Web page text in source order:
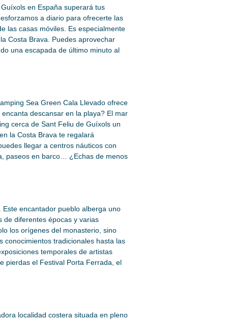
en España superará tus
a diario para ofrecerte las
las casas móviles. Es especialmente
Costa Brava. Puedes aprovechar
una escapada de último minuto al
Sea Green Cala Llevado ofrece
descansar en la playa? El mar
cerca de Sant Feliu de Guíxols un
la Costa Brava te regalará
llegar a centros náuticos con
paseos en barco… ¿Echas de menos
encantador pueblo alberga uno
de diferentes épocas y varias
los orígenes del monasterio, sino
conocimientos tradicionales hasta las
temporales de artistas
pierdas el Festival Porta Ferrada, el
localidad costera situada en pleno